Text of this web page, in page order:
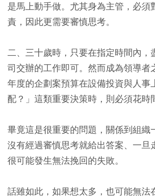
是馬上動手做。尤其身為主管，必須
責，因此更需要審慎思考。
二、三十歲時，只要在指定時間內，
司交辦的工作即可。然而成為領導者
年度的企劃案預算在設備投資與人事
配？」這類重要決策時，則必須花時
畢竟這是很重要的問題，關係到組織
沒有經過審慎思考就給出答案、一旦
很可能發生無法挽回的失敗。
話雖如此，如果想太多，也可能無法